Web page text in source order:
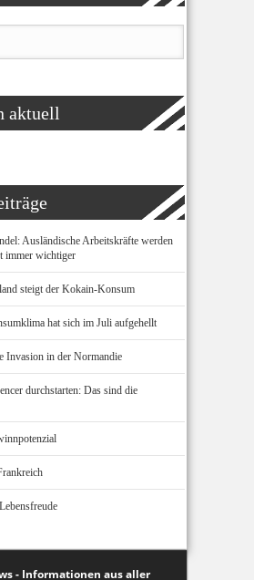
aktuell
Ausländische Arbeitskräfte werden
immer wichtiger
steigt der Kokain-Konsum
hat sich im Juli aufgehellt
Invasion in der Normandie
durchstarten: Das sind die
- Informationen aus aller